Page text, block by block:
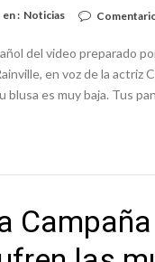
en : Noticias
del video preparado
en voz de la
blusa es muy baja. Tus